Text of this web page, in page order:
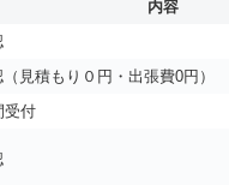
内容
見積もり０円・出張費0円）
受付